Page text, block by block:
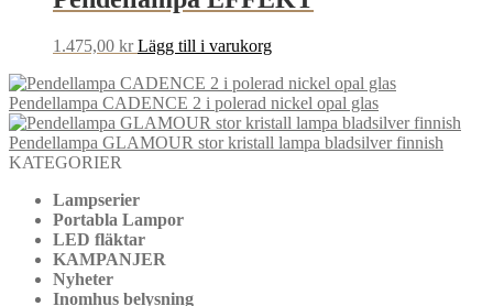
1.475,00 kr Lägg till i varukorg
Pendellampa CADENCE 2 i polerad nickel opal glas
Pendellampa GLAMOUR stor kristall lampa bladsilver finnish
KATEGORIER
Lampserier
Portabla Lampor
LED fläktar
KAMPANJER
Nyheter
Inomhus belysning